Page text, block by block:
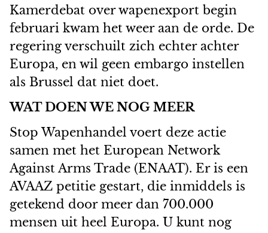
Kamerdebat over wapenexport begin
februari kwam het weer aan de orde. De
regering verschuilt zich echter achter
Europa, en wil geen embargo instellen
als Brussel dat niet doet.
WAT DOEN WE NOG MEER
Stop Wapenhandel voert deze actie
samen met het European Network
Against Arms Trade (ENAAT). Er is een
AVAAZ petitie gestart, die inmiddels is
getekend door meer dan 700.000
mensen uit heel Europa. U kunt nog